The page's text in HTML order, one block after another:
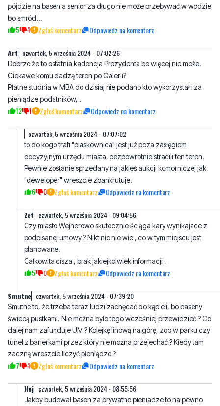
Art czwartek, 5 września 2024 - 07:02:26
Dobrze że to ostatnia kadencja Prezydenta bo więcej nie może.
Płatne studnia w MBA do dzisiaj nie podano kto wykorzystał i za
pieniądze podatników, ..
12 1 Zgłoś komentarz Odpowiedz na komentarz
czwartek, 5 września 2024 - 07:07:02
to do kogo trafi "piaskownica" jest już poza zasięgiem
Pewnie zostanie sprzedany na jakieś aukcji komorniczej jak
"deweloper" wreszcie zbankrutuje.
6 0 Zgłoś komentarz Odpowiedz na komentarz
Zet czwartek, 5 września 2024 - 09:04:56
Czy miasto Wejherowo skutecznie ściąga kary wynikajace z
planowane.
Całkowita cisza , brak jakiejkolwiek informacji .
5 0 Zgłoś komentarz Odpowiedz na komentarz
Smutne czwartek, 5 września 2024 - 07:39:20
Smutne to, że trzeba teraz ludzi zachęcać do kąpieli, bo baseny
dalej nam zafunduje UM ? Kolejkę linową na górę, zoo w parku czy
tunel z barierkami przez który nie można przejechać ? Kiedy tam
zaczną wreszcie liczyć pieniądze ?
7 4 Zgłoś komentarz Odpowiedz na komentarz
Hej czwartek, 5 września 2024 - 08:55:56
Jakby budował basen za prywatne pieniadze to na pewno
wydaje nie swoje pieniadze to robi co mu sie podoba. Nie
rozumie taka duża inwestycja i nie było żadnych pytań , ..żadnej